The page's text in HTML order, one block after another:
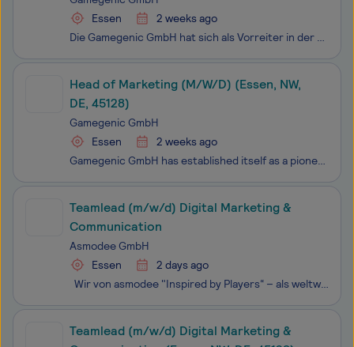
Essen
2 weeks ago
Die Gamegenic GmbH hat sich als Vorreiter in der Spielzubehör-Branche etabliert, indem wir Spieler weltweit mit innovativen und einzigartigen Ideen von herausragender Qualität begeistern. Dank unseres hochkreativen Teams setzen wir auf Trend-setting-Ideen von bestechender Qualität und Liebe zum Deta
Head of Marketing (M/W/D) (Essen, NW,
DE, 45128)
Gamegenic GmbH
Essen
2 weeks ago
Gamegenic GmbH has established itself as a pioneer in the gaming accessories industry by inspiring gamers worldwide with innovative and unique ideas of outstanding quality. Thanks to our highly creative team, we focus on trend-setting ideas of captivating quality and attention to detail. Our product
Teamlead (m/w/d) Digital Marketing &
Communication
Asmodee GmbH
Essen
2 days ago
Wir von asmodee "Inspired by Players“ – als welt­weit füh­ren­de Grup­pe in der Spie­le­in­dus­trie er­schaf­fen, er­stel­len und ver­trei­ben Spiel­er­leb­nis­se für ein glo­ba­les Pub­li­kum. Un­se­re Spie­le er­zäh­len fas­zi­nie­ren­de Ge­schich­t
Teamlead (m/w/d) Digital Marketing &